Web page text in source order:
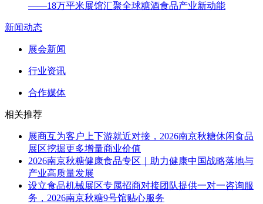
——18万平米展馆汇聚全球糖酒食品产业新动能
新闻动态
展会新闻
行业资讯
合作媒体
相关推荐
展商互为客户上下游就近对接，2026南京秋糖休闲食品
展区挖掘更多增量商业价值
2026南京秋糖健康食品专区｜助力健康中国战略落地与
产业高质量发展
设立食品机械展区专属招商对接团队提供一对一咨询服
务，2026南京秋糖9号馆贴心服务